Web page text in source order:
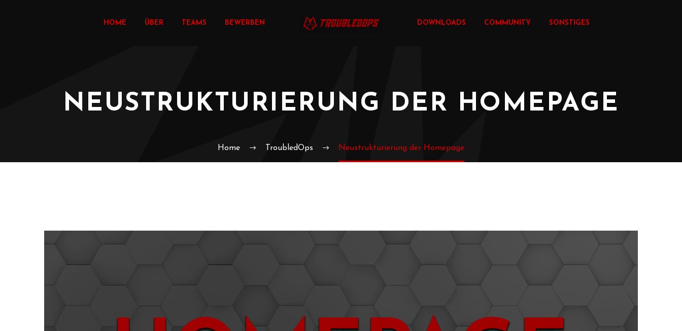
HOME ÜBER TEAMS BEWERBEN DOWNLOADS COMMUNITY SONSTIGES
NEUSTRUKTURIERUNG DER HOMEPAGE
Home TroubledOps Neustrukturierung der Homepage